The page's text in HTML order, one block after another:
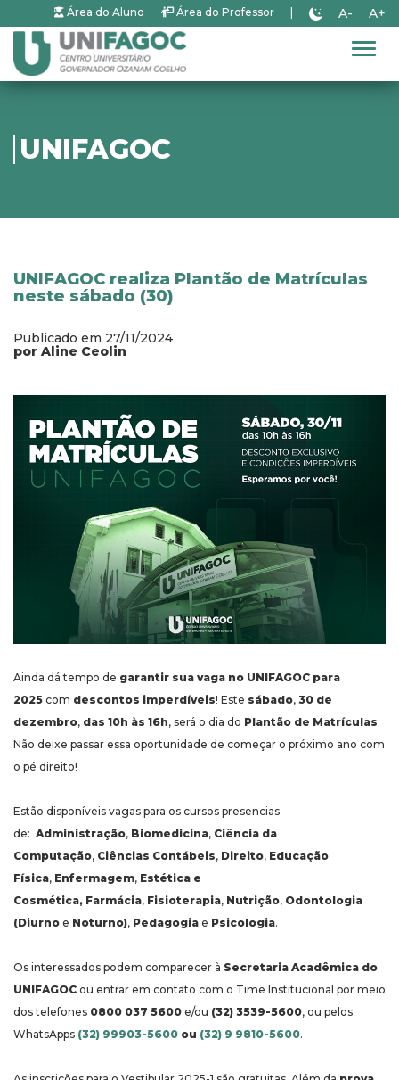
Área do Aluno Área do Professor A- A+
UNIFAGOC
UNIFAGOC realiza Plantão de Matrículas
neste sábado (30)
Publicado em 27/11/2024
por Aline Ceolin
Ainda dá tempo de garantir sua vaga no UNIFAGOC para
2025 com descontos imperdíveis! Este sábado, 30 de
dezembro, das 10h às 16h, será o dia do Plantão de Matrículas.
Não deixe passar essa oportunidade de começar o próximo ano com
o pé direito!
Estão disponíveis vagas para os cursos presencias
de: Administração, Biomedicina, Ciência da
Computação, Ciências Contábeis, Direito, Educação
Física, Enfermagem, Estética e
Cosmética, Farmácia, Fisioterapia, Nutrição, Odontologia
(Diurno e Noturno), Pedagogia e Psicologia.
Os interessados podem comparecer à Secretaria Acadêmica do
UNIFAGOC ou entrar em contato com o Time Institucional por meio
dos telefones 0800 037 5600 e/ou (32) 3539-5600, ou pelos
WhatsApps (32) 99903-5600 ou (32) 9 9810-5600.